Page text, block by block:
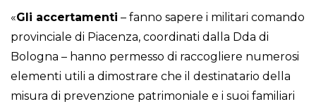
«Gli accertamenti – fanno sapere i militari comando
provinciale di Piacenza, coordinati dalla Dda di
Bologna – hanno permesso di raccogliere numerosi
elementi utili a dimostrare che il destinatario della
misura di prevenzione patrimoniale e i suoi familiari